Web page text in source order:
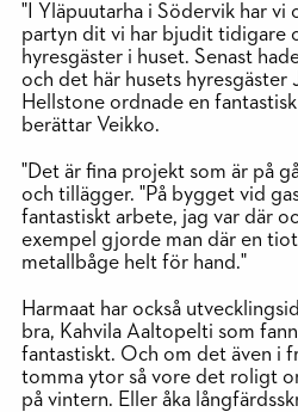
"I Yläpuutarha i Södervik har
partyn dit vi har bjudit tidigare
hyresgäster i huset. Senast
och det här husets hyresgäster
Hellstone ordnade en
berättar Veikko.
"Det är fina projekt som är på
och tillägger. "På bygget vid
fantastiskt arbete, jag var där
exempel gjorde man där en
metallbåge helt för hand."
Harmaat har också
bra, Kahvila Aaltopelti som
fantastiskt. Och om det även i
tomma ytor så vore det roligt
på vintern. Eller åka